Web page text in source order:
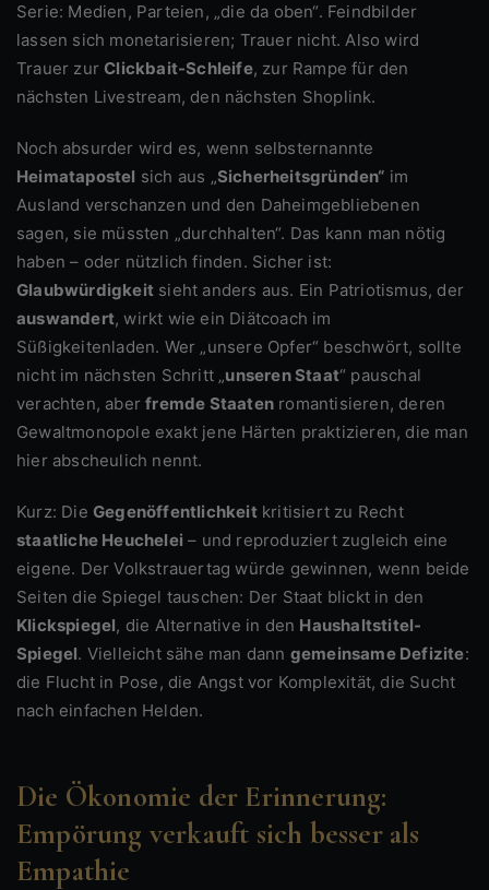
Serie: Medien, Parteien, „die da oben“. Feindbilder
lassen sich monetarisieren; Trauer nicht. Also wird
Trauer zur Clickbait-Schleife, zur Rampe für den
nächsten Livestream, den nächsten Shoplink.
Noch absurder wird es, wenn selbsternannte
Heimatapostel sich aus „Sicherheitsgründen“ im
Ausland verschanzen und den Daheimgebliebenen
sagen, sie müssten „durchhalten“. Das kann man nötig
haben – oder nützlich finden. Sicher ist:
Glaubwürdigkeit sieht anders aus. Ein Patriotismus, der
auswandert, wirkt wie ein Diätcoach im
Süßigkeitenladen. Wer „unsere Opfer“ beschwört, sollte
nicht im nächsten Schritt „unseren Staat“ pauschal
verachten, aberfremde Staaten romantisieren, deren
Gewaltmonopole exakt jene Härten praktizieren, die man
hier abscheulich nennt.
Kurz: Die Gegenöffentlichkeitkritisiert zu Recht
staatliche Heuchelei – und reproduziert zugleich eine
eigene. Der Volkstrauertag würde gewinnen, wenn beide
Seiten die Spiegel tauschen: Der Staat blickt in den
Klickspiegel, die Alternative in den Haushaltstitel-
Spiegel. Vielleicht sähe man dann gemeinsame Defizite:
die Flucht in Pose, die Angst vor Komplexität, die Sucht
nach einfachen Helden.
Die Ökonomie der Erinnerung:
Empörung verkauft sich besser als
Empathie